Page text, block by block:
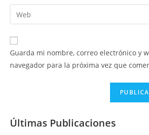
de
usuario
para
comentar
dirección
de
electrónico
para
comentar
Introduce
la
URL
de
Guarda mi nombre, correo electrónico y
navegador para la próxima vez que
Últimas Publicaciones